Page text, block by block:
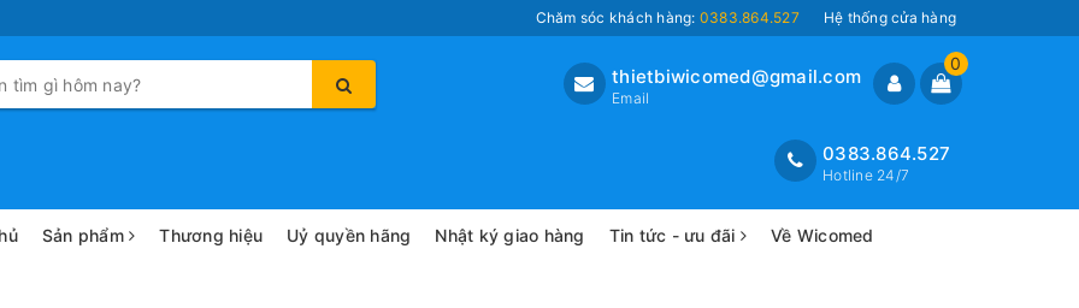
Chăm sóc khách hàng: 0383.864.527 Hệ thống cửa hàng
0
thietbiwicomed@gmail.com
Email
0383.864.527
Hotline 24/7
Sản phẩm Thương hiệu Uỷ quyền hãng Nhật ký giao hàng Tin tức - ưu đãi Về Wicomed